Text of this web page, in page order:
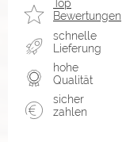
Top
Bewertungen
schnelle
Lieferung
hohe
Qualität
sicher
zahlen